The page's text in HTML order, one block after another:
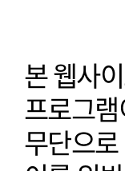
본 웹사
프로그
무단으